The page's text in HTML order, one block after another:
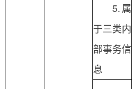
5.属
于三类内
部事务信
息